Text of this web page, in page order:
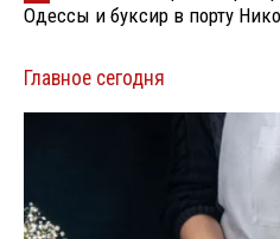
Одессы и буксир в порту
Главное сегодня